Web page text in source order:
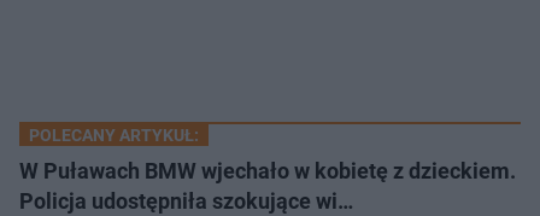
POLECANY ARTYKUŁ:
W Puławach BMW wjechało w kobietę z dzieckiem.
Policja udostępniła szokujące wi…